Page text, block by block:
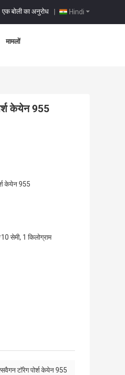
Hindi
एक बोली का अनुरोध |
मामलों
केयेन 955
केयेन 955
सेमी, 1 किलोग्राम
टॉरेग पोर्श केयेन 955